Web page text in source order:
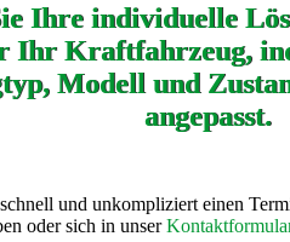
Ihre individuelle
Ihr Kraftfahrzeug,
Modell und
angepasst.
und unkompliziert einen
oder sich in unser